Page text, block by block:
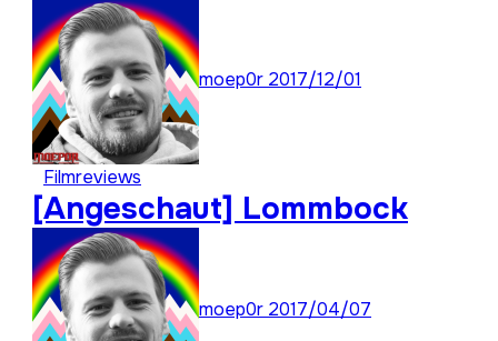
moep0r 2017/12/01
Filmreviews
[Angeschaut] Lommbock
moep0r 2017/04/07